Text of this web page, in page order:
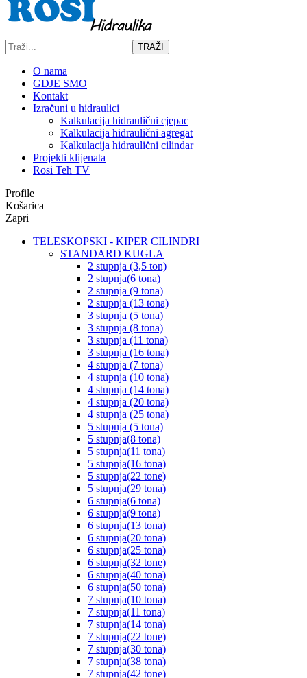
TRAŽI
O nama
GDJE SMO
Kontakt
Izračuni u hidraulici
Kalkulacija hidraulični cjepac
Kalkulacija hidraulični agregat
Kalkulacija hidraulični cilindar
Projekti klijenata
Rosi Teh TV
Profile
Košarica
Zapri
TELESKOPSKI - KIPER CILINDRI
STANDARD KUGLA
2 stupnja (3,5 ton)
2 stupnja(6 tona)
2 stupnja (9 tona)
2 stupnja (13 tona)
3 stupnja (5 tona)
3 stupnja (8 tona)
3 stupnja (11 tona)
3 stupnja (16 tona)
4 stupnja (7 tona)
4 stupnja (10 tona)
4 stupnja (14 tona)
4 stupnja (20 tona)
4 stupnja (25 tona)
5 stupnja (5 tona)
5 stupnja(8 tona)
5 stupnja(11 tona)
5 stupnja(16 tona)
5 stupnja(22 tone)
5 stupnja(29 tona)
6 stupnja(6 tona)
6 stupnja(9 tona)
6 stupnja(13 tona)
6 stupnja(20 tona)
6 stupnja(25 tona)
6 stupnja(32 tone)
6 stupnja(40 tona)
6 stupnja(50 tona)
7 stupnja(10 tona)
7 stupnja(11 tona)
7 stupnja(14 tona)
7 stupnja(22 tone)
7 stupnja(30 tona)
7 stupnja(38 tona)
7 stupnja(42 tone)